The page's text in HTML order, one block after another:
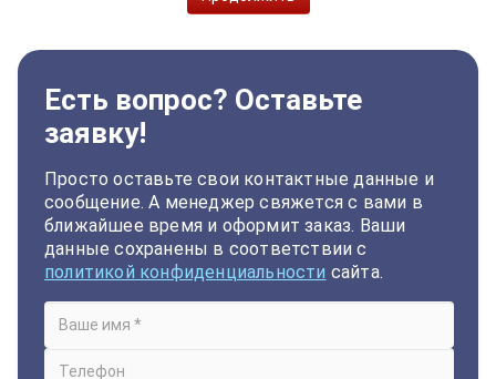
Есть вопрос? Оставьте
заявку!
Просто оставьте свои контактные данные и
сообщение. А менеджер свяжется с вами в
ближайшее время и оформит заказ. Ваши
данные сохранены в соответствии с
политикой конфиденциальности сайта.